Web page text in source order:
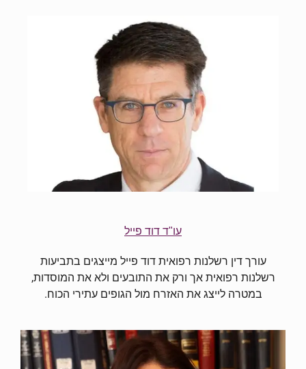
עו"ד דוד פייל
עורך דין רשלנות רפואית דוד פייל מייצגים בתביעות
רשלנות רפואית אך ורק את התובעים ולא את המוסדות,
במטרה לייצג את האזרח מול הגופים עתירי הכוח.